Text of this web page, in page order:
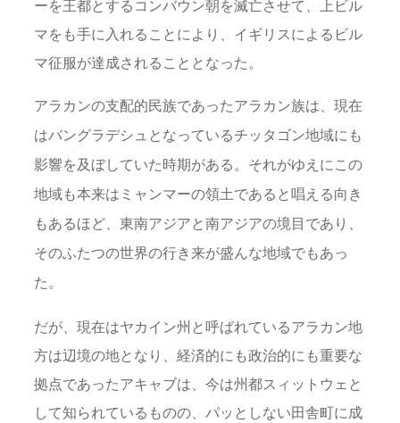
ーを王都とするコンバウン朝を滅亡させて、上ビル
マをも手に入れることにより、イギリスによるビル
マ征服が達成されることとなった。
アラカンの支配的民族であったアラカン族は、現在
はバングラデシュとなっているチッタゴン地域にも
影響を及ぼしていた時期がある。それがゆえにこの
地域も本来はミャンマーの領土であると唱える向き
もあるほど、東南アジアと南アジアの境目であり、
そのふたつの世界の行き来が盛んな地域でもあっ
た。
だが、現在はヤカイン州と呼ばれているアラカン地
方は辺境の地となり、経済的にも政治的にも重要な
拠点であったアキャブは、今は州都スィットウェと
して知られているものの、パッとしない田舎町に成